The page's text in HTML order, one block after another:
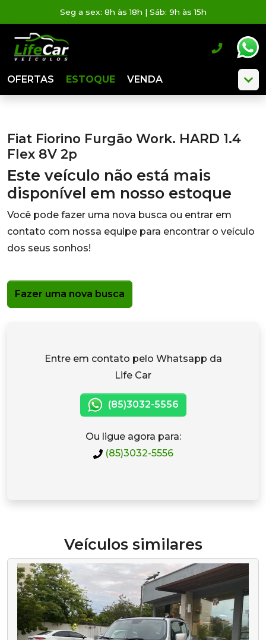
Seg a sex: 8h às 18h | Sáb: 9h às 15h
OFERTAS ESTOQUE VENDA
Fiat Fiorino Furgão Work. HARD 1.4
Flex 8V 2p
Este veículo não está mais
disponível em nosso estoque
Você pode fazer uma nova busca ou entrar em
contato com nossa equipe para encontrar o veículo
dos seus sonhos!
Fazer uma nova busca
Entre em contato pelo Whatsapp da
Life Car
(85)3032-5556
Ou ligue agora para:
(85)3032-5556
Veículos similares